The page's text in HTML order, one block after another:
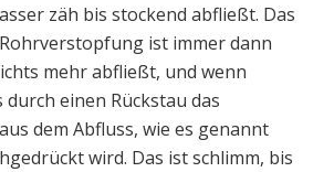
zäh bis stockend abfließt. Das
ist immer dann
mehr abfließt, und wenn
einen Rückstau das
dem Abfluss, wie es genannt
wird. Das ist schlimm, bis